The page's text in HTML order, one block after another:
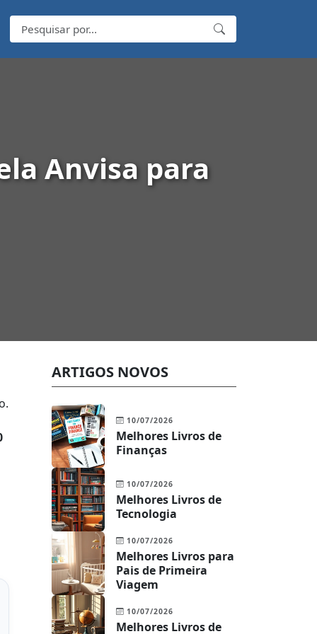
Anvisa para
ARTIGOS NOVOS
10/07/2026
Melhores Livros de
Finanças
10/07/2026
Melhores Livros de
Tecnologia
10/07/2026
Melhores Livros para
Pais de Primeira
Viagem
10/07/2026
Melhores Livros de